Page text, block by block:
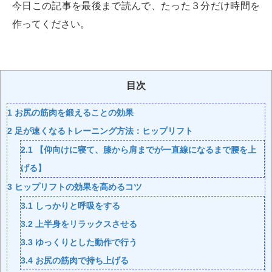
今日この記事を最後まで読んで、たった３分だけ時間を
作ってください。
目次
1 お尻の筋肉を鍛えることの効果
2 足が速くなるトレーニング方法：ヒップリフト
2.1 【仰向けに寝て、膝から肩までが一直線になるまで腰を上
げる】
3 ヒップリフトの効果を高めるコツ
3.1 しっかりと呼吸をする
3.2 上半身をリラックスさせる
3.3 ゆっくりとした動作で行う
3.4 お尻の筋肉で持ち上げる